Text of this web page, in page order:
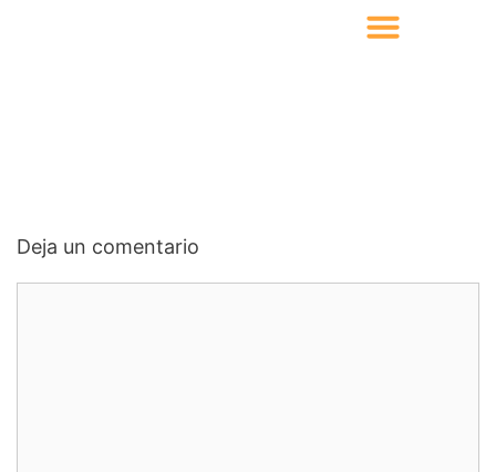
Deja un comentario